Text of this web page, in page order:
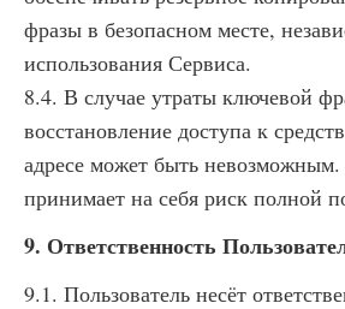
фразы в безопасном месте,
использования Сервиса.
8.4. В случае утраты ключевой
восстановление доступа к
адресе может быть невозможным.
принимает на себя риск полной
9. Ответственность
9.1. Пользователь несёт